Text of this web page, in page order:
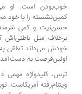
است. او می‌گوید
را با خود مجسم
و کمی شرمنده
میل باطنی‌اش کارش
می‌داند تعلقی به آن
به دست‌آمده آن‌جا
کلیدواژه مهمی در
آمریکاست.